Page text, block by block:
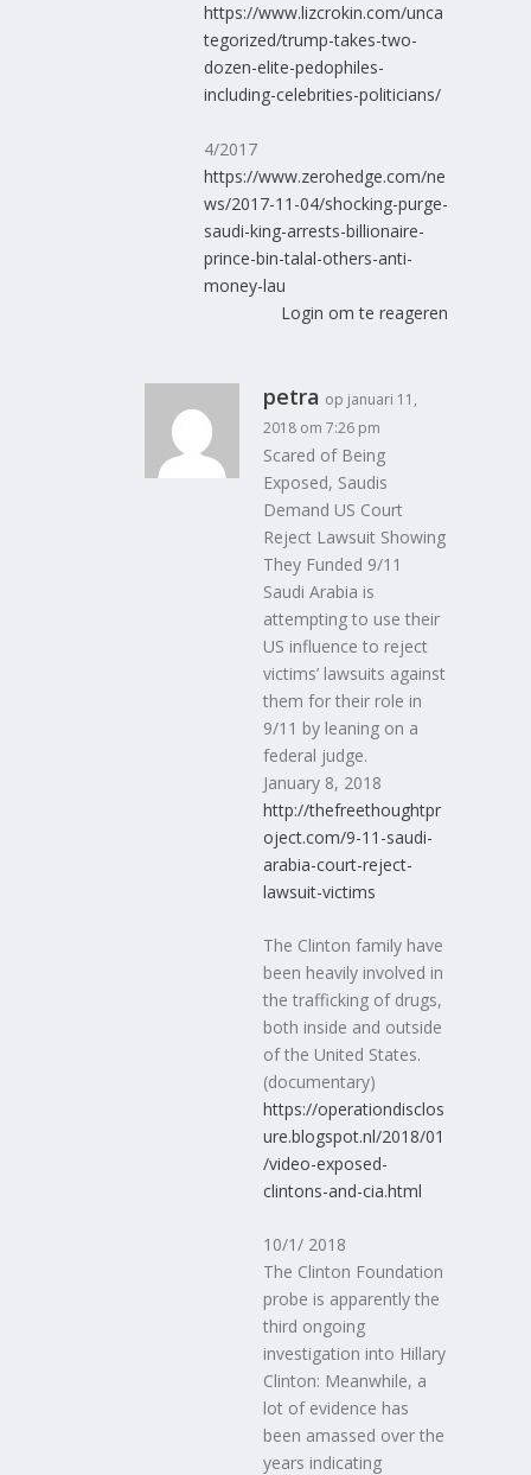
https://www.lizcrokin.com/unca
tegorized/trump-takes-two-
dozen-elite-pedophiles-
including-celebrities-politicians/
4/2017
https://www.zerohedge.com/ne
ws/2017-11-04/shocking-purge-
saudi-king-arrests-billionaire-
prince-bin-talal-others-anti-
money-lau
Login om te reageren
petra op januari 11,
2018 om 7:26 pm
Scared of Being
Exposed, Saudis
Demand US Court
Reject Lawsuit Showing
They Funded 9/11
Saudi Arabia is
attempting to use their
US influence to reject
victims’ lawsuits against
them for their role in
9/11 by leaning on a
federal judge.
January 8, 2018
http://thefreethoughtpr
oject.com/9-11-saudi-
arabia-court-reject-
lawsuit-victims
The Clinton family have
been heavily involved in
the trafficking of drugs,
both inside and outside
of the United States.
(documentary)
https://operationdisclos
ure.blogspot.nl/2018/01
/video-exposed-
clintons-and-cia.html
10/1/ 2018
The Clinton Foundation
probe is apparently the
third ongoing
investigation into Hillary
Clinton: Meanwhile, a
lot of evidence has
been amassed over the
years indicating